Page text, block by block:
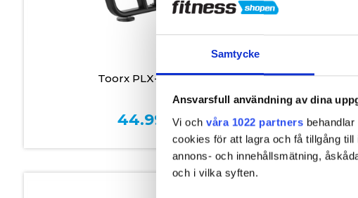
Samtycke
Ansvarsfull användning av dina
Vi och våra 1022 partners
cookies för att lagra och få tillgång
annons- och innehållsmätning,
och i vilka syften.
Beställningsvara
Toorx PLX-8300 Latmaskin
44.999,00kr.